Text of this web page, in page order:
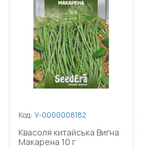
Код: У-0000008182
Квасоля китайська Вигна
Макарена 10 г